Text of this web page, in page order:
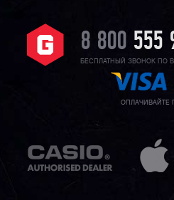
8 800 555
БЕСПЛАТНЫЙ ЗВОНОК ПО
ОПЛАЧИВАЙТЕ